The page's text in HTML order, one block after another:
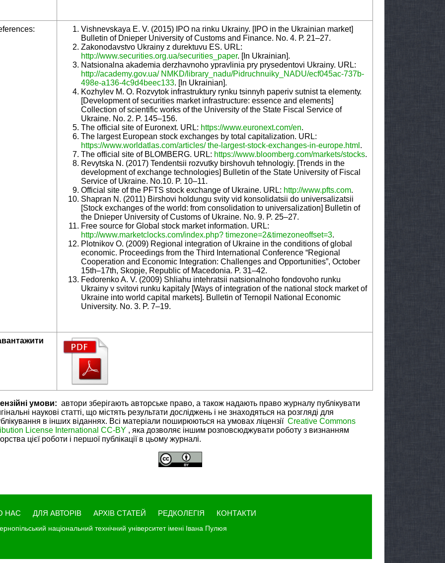
Vishnevskaya E. V. (2015) IPO na rinku Ukrainy. [IPO in the Ukrainian market]
Bulletin of Dnieper University of Customs and Finance. No. 4. Р. 21–27.
Zakonodavstvо Ukrainy z durektuvu ES. URL:
http://www.securities.org.ua/securities_paper. [In Ukrainian].
Natsionalnа akademia derzhavnoho ypravlinia pry prysedentovi Ukrainy. URL:
http://academy.gov.ua/ NMKD/library_nadu/Pidruchnuiky_NADU/ecf045ac-737b-
498e-a136-4c9d4beec133. [In Ukrainian].
Kozhylev M. O. Rozvytok infrastruktury rynku tsinnyh paperiv sutnist ta elementу.
[Development of securities market infrastructure: essence and elements]
Collection of scientific works of the University of the State Fiscal Service of
Ukraine. No. 2. P. 145–156.
The official site of Euronext. URL: https://www.euronext.com/en.
The largest European stock exchanges by total capitalization. URL:
https://www.worldatlas.com/articles/ the-largest-stock-exchanges-in-europe.html .
The official site of BLOMBERG. URL: https://www.bloomberg.com/markets/stocks.
Revytska N. (2017) Tendentsii rozvutky birshovuh tehnologiy. [Trends in the
development of exchange technologies] Bulletin of the State University of Fiscal
Service of Ukraine. No.10. P. 10–11.
Official site of the PFTS stock exchange of Ukraine. URL: http://www.pfts.com.
Shapran N. (2011) Birshovi holdungu svity vid konsolidatsii do universalizatsii
[Stock exchanges of the world: from consolidation to universalization] Bulletin of
the Dnieper University of Customs of Ukraine. No. 9. P. 25–27.
Free source for Global stock market information. URL:
http://www.marketclocks.com/index.php? timezone=2&timezoneoffset=3.
Plotnikov O. (2009) Regional integration of Ukraine in the conditions of global
economic. Proceedings from the Third International Conference “Regional
Cooperation and Economic Integration: Challenges and Opportunities”, October
15th–17th, Skopje, Republic of Macedonia. P. 31–42.
Fedorenko A. V. (2009) Shliahu intehratsii natsionalnoho fondovoho runku
Ukrainy v svitovi runku kapitaly [Ways of integration of the national stock market of
Ukraine into world capital markets]. Bulletin of Ternopil National Economic
University. No. 3. P. 7–19.
умови: автори зберігають авторське право, а також надають право журналу публікувати
наукові статті, що містять результати досліджень і не знаходяться на розгляді для
в інших віданнях. Всі матеріали поширюються на умовах ліцензії Creative Commons
License International CC-BY , яка дозволяє іншим розповсюджувати роботу з визнанням
цієї роботи і першої публікації в цьому журналі.
НАС ДЛЯ АВТОРІВ АРХІВ СТАТЕЙ РЕДКОЛЕГІЯ КОНТАКТИ
національний технічний університет імені Івана Пулюя